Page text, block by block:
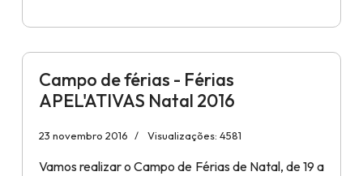
Campo de férias - Férias
APEL'ATIVAS Natal 2016
23 novembro 2016 Visualizações: 4581
Vamos realizar o Campo de Férias de Natal, de 19 a